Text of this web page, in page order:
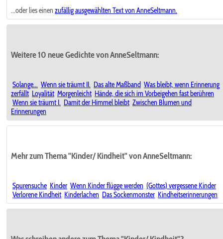
...oder lies einen zufällig ausgewählten Text von AnneSeltmann.
Weitere 10 neue Gedichte von AnneSeltmann:
Solange... Wenn sie träumt II. Das alte Maßband Was bleibt, wenn Erinnerung
zerfällt Loyalität Morgenleicht Hände, die sich im Vorbeigehen fast berühren
Wenn sie träumt I. Damit der Himmel bleibt Zwischen Blumen und
Erinnerungen
Mehr zum Thema "Kinder/ Kindheit" von AnneSeltmann:
Spurensuche Kinder Wenn Kinder flügge werden (Gottes) vergessene Kinder
Verlorene Kindheit Kinderlachen Das Sockenmonster Kindheitserinnerungen